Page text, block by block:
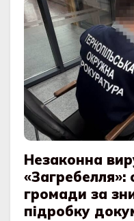
Незаконна
«Загребелля»:
громади за
підробку